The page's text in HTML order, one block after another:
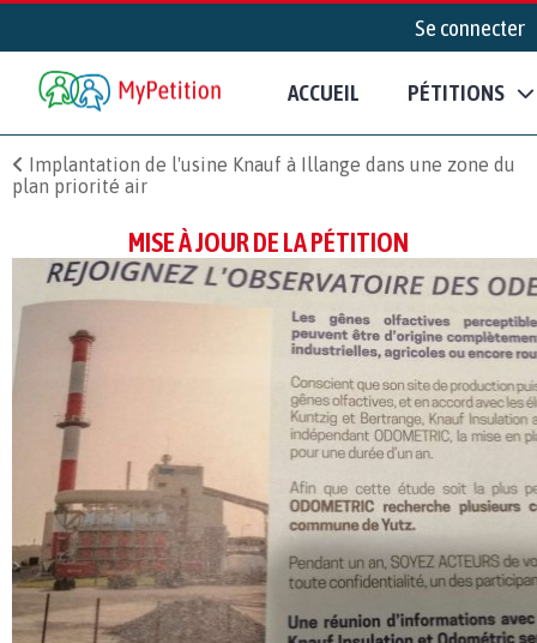
Se connecter
ACCUEIL PÉTITIONS
Implantation de l'usine Knauf à Illange dans une zone du
plan priorité air
MISE À JOUR DE LA PÉTITION